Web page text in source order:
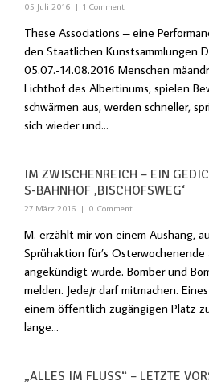
05 Juli 2016 | 1 Comment
These Associations – eine
den Staatlichen Kunstsammlungen
05.07.-14.08.2016 Menschen
Lichthof des Albertinums, spielen
schwärmen aus, werden schneller,
sich wieder und...
IM ZWISCHENREICH – EIN
S-BAHNHOF ‚BISCHOFSWEG‘
27 März 2016 | 0 Comment
M. erzählt mir von einem Aushang,
Sprühaktion für’s Osterwochenende
angekündigt wurde. Bomber und
melden. Jede/r darf mitmachen.
einem öffentlich zugängigen Platz
lange...
„ALLES IM FLUSS“ – LETZTE